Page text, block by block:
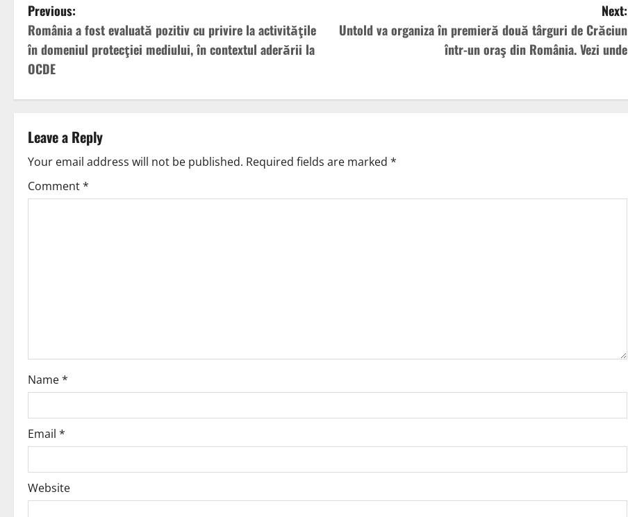
Previous:
România a fost evaluată pozitiv cu privire la activităţile
în domeniul protecţiei mediului, în contextul aderării la
OCDE
Next:
Untold va organiza în premieră două târguri de Crăciun
într-un oraş din România. Vezi unde
Leave a Reply
Your email address will not be published. Required fields are marked *
Comment*
Name*
Email *
Website